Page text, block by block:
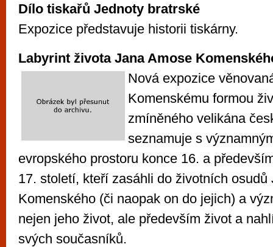
Dílo tiskařů Jednoty bratrské
Expozice představuje historii tiskárny.
Labyrint života Jana Amose
Nová expozice
Komenskému formou
zmíněného velikána
seznamuje s
evropského prostoru konce 16. a
17. století, kteří zasáhli do životních osudů
Komenského (či naopak on do jejich) a
nejen jeho život, ale především život a
svých současníků.